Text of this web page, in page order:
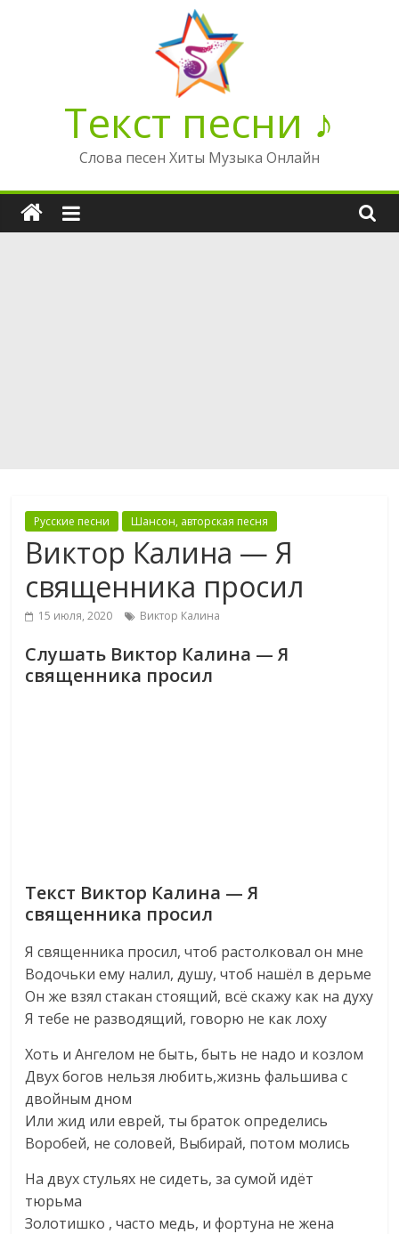
Текст песни ♪
Слова песен Хиты Музыка Онлайн
Русские песни Шансон, авторская песня
Виктор Калина — Я
священника просил
15 июля, 2020 Виктор Калина
Слушать Виктор Калина — Я
священника просил
Текст Виктор Калина — Я
священника просил
Я священника просил, чтоб растолковал он мне
Водочьки ему налил, душу, чтоб нашёл в дерьме
Он же взял стакан стоящий, всё скажу как на духу
Я тебе не разводящий, говорю не как лоху
Хоть и Ангелом не быть, быть не надо и козлом
Двух богов нельзя любить,жизнь фальшива с
двойным дном
Или жид или еврей, ты браток определись
Воробей, не соловей, Выбирай, потом молись
На двух стульях не сидеть, за сумой идёт
тюрьма
Золотишко , часто медь, и фортуна не жена